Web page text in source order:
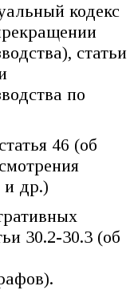
кодекс
статьи
по
46 (об
и др.)
30.2-30.3 (об